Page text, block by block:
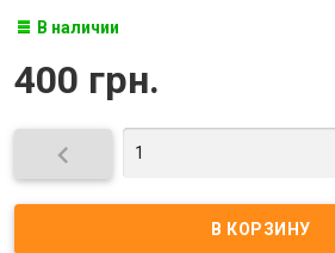
В наличии
400 грн.
